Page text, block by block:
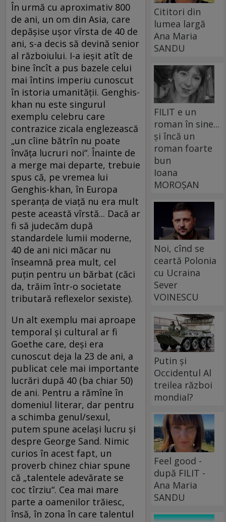
În urmă cu aproximativ 800
de ani, un om din Asia, care
depăşise uşor vîrsta de 40 de
ani, s-a decis să devină senior
al războiului. I-a ieşit atît de
bine încît a pus bazele celui
mai întins imperiu cunoscut
în istoria umanităţii. Genghis-
khan nu este singurul
exemplu celebru care
contrazice zicala englezească
„un cîine bătrîn nu poate
învăţa lucruri noi“. Înainte de
a merge mai departe, trebuie
spus că, pe vremea lui
Genghis-khan, în Europa
speranţa de viaţă nu era mult
peste această vîrstă... Dacă ar
fi să judecăm după
standardele lumii moderne,
40 de ani nici măcar nu
înseamnă prea mult, cel
puţin pentru un bărbat (căci
da, trăim într-o societate
tributară reflexelor sexiste).
Un alt exemplu mai aproape
temporal şi cultural ar fi
Goethe care, deşi era
cunoscut deja la 23 de ani, a
publicat cele mai importante
lucrări după 40 (ba chiar 50)
de ani. Pentru a rămîne în
domeniul literar, dar pentru
a schimba genul/sexul,
putem spune acelaşi lucru şi
despre George Sand. Nimic
curios în acest fapt, un
proverb chinez chiar spune
că „talentele adevărate se
coc tîrziu“. Cea mai mare
parte a oamenilor trăiesc,
însă, în zona în care talentul
Cititori din
lumea largă
Ana Maria
SANDU
FILIT e un
roman în sine...
și încă un
roman foarte
bun
Ioana
MOROȘAN
Noi, cînd se
ceartă Polonia
cu Ucraina
Sever
VOINESCU
Putin și
Occidentul Al
treilea război
mondial?
Feel good -
după FILIT -
Ana Maria
SANDU